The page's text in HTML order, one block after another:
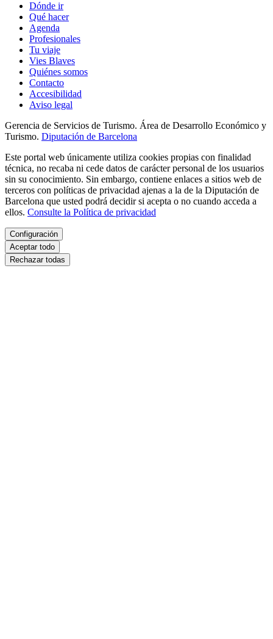
Dónde ir
Qué hacer
Agenda
Profesionales
Tu viaje
Vies Blaves
Quiénes somos
Contacto
Accesibilidad
Aviso legal
Gerencia de Servicios de Turismo. Área de Desarrollo Económico y
Turismo. Diputación de Barcelona
Este portal web únicamente utiliza cookies propias con finalidad
técnica, no recaba ni cede datos de carácter personal de los usuarios
sin su conocimiento. Sin embargo, contiene enlaces a sitios web de
terceros con políticas de privacidad ajenas a la de la Diputación de
Barcelona que usted podrá decidir si acepta o no cuando acceda a
ellos. Consulte la Política de privacidad
Configuración
Aceptar todo
Rechazar todas